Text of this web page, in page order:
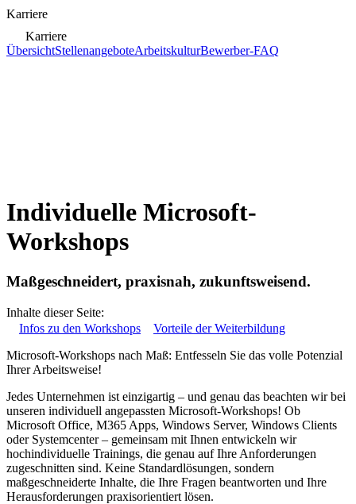
Karriere
Karriere
ÜbersichtStellenangeboteArbeitskulturBewerber-FAQ
Individuelle Microsoft-
Workshops
Maßgeschneidert, praxisnah, zukunftsweisend.
Inhalte dieser Seite:
Infos zu den Workshops
Vorteile der Weiterbildung
Microsoft-Workshops nach Maß: Entfesseln Sie das volle Potenzial
Ihrer Arbeitsweise!
Jedes Unternehmen ist einzigartig – und genau das beachten wir bei
unseren individuell angepassten Microsoft-Workshops! Ob
Microsoft Office, M365 Apps, Windows Server, Windows Clients
oder Systemcenter – gemeinsam mit Ihnen entwickeln wir
hochindividuelle Trainings, die genau auf Ihre Anforderungen
zugeschnitten sind. Keine Standardlösungen, sondern
maßgeschneiderte Inhalte, die Ihre Fragen beantworten und Ihre
Herausforderungen praxisorientiert lösen.